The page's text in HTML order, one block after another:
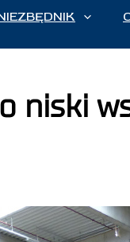
niski